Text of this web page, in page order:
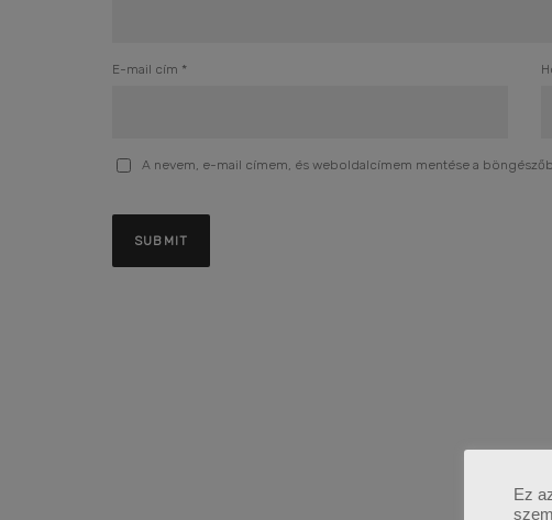
E-mail cím *
A nevem, e-mail címem, és weboldalcímem mentése a
Ez